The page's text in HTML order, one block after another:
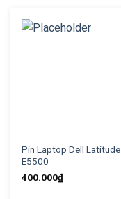
Pin Laptop Dell Latitude
E5500
400.000₫